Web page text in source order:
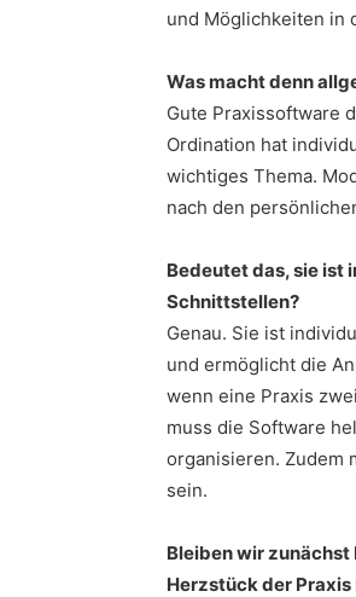
und Möglichkeiten in
Was macht denn
Gute Praxissoftware
Ordination hat
wichtiges Thema.
nach den
Bedeutet das, sie
Schnittstellen?
Genau. Sie ist
und ermöglicht die
wenn eine Praxis
muss die Software
organisieren. Zudem
sein.
Bleiben wir
Herzstück der